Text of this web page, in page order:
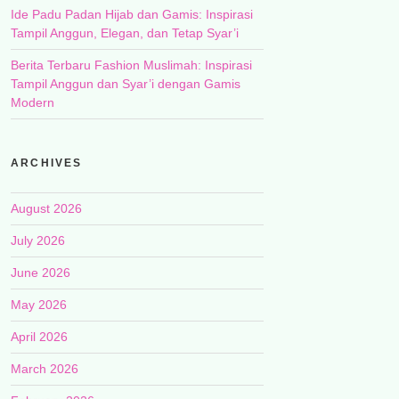
Ide Padu Padan Hijab dan Gamis: Inspirasi
Tampil Anggun, Elegan, dan Tetap Syar’i
Berita Terbaru Fashion Muslimah: Inspirasi
Tampil Anggun dan Syar’i dengan Gamis
Modern
ARCHIVES
August 2026
July 2026
June 2026
May 2026
April 2026
March 2026